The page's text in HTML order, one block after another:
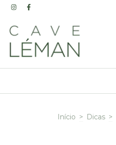
Início > Dicas >